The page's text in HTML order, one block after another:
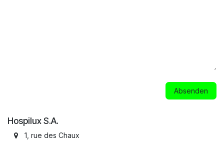
Absenden
Hospilux S.A.
1, rue des Chaux